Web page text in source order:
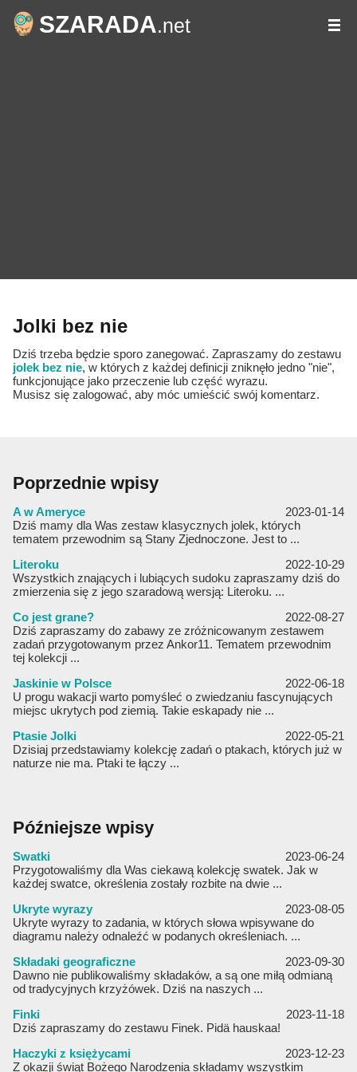
SZARADA.net
Jolki bez nie
Dziś trzeba będzie sporo zanegować. Zapraszamy do zestawu
jolek bez nie, w których z każdej definicji zniknęło jedno "nie",
funkcjonujące jako przeczenie lub część wyrazu.
Musisz się zalogować, aby móc umieścić swój komentarz.
Poprzednie wpisy
A w Ameryce
2023-01-14
Dziś mamy dla Was zestaw klasycznych jolek, których
tematem przewodnim są Stany Zjednoczone. Jest to ...
Literoku
2022-10-29
Wszystkich znających i lubiących sudoku zapraszamy dziś do
zmierzenia się z jego szaradową wersją: Literoku. ...
Co jest grane?
2022-08-27
Dziś zapraszamy do zabawy ze zróżnicowanym zestawem
zadań przygotowanym przez Ankor11. Tematem przewodnim
tej kolekcji ...
Jaskinie w Polsce
2022-06-18
U progu wakacji warto pomyśleć o zwiedzaniu fascynujących
miejsc ukrytych pod ziemią. Takie eskapady nie ...
Ptasie Jolki
2022-05-21
Dzisiaj przedstawiamy kolekcję zadań o ptakach, których już w
naturze nie ma. Ptaki te łączy ...
Późniejsze wpisy
Swatki
2023-06-24
Przygotowaliśmy dla Was ciekawą kolekcję swatek. Jak w
każdej swatce, określenia zostały rozbite na dwie ...
Ukryte wyrazy
2023-08-05
Ukryte wyrazy to zadania, w których słowa wpisywane do
diagramu należy odnaleźć w podanych określeniach. ...
Składaki geograficzne
2023-09-30
Dawno nie publikowaliśmy składaków, a są one miłą odmianą
od tradycyjnych krzyżówek. Dziś na naszych ...
Finki
2023-11-18
Dziś zapraszamy do zestawu Finek. Pidä hauskaa!
Haczyki z księżycami
2023-12-23
Z okazji świąt Bożego Narodzenia składamy wszystkim